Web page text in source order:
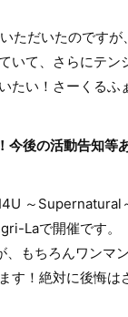
ただいたのです
いて、さらにテン
たい！さーくる
後の活動告知等あ
～Supernatural
Laで開催です。
もちろんワンマ
す！絶対に後悔